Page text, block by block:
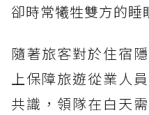
卻時常犧牲雙方的睡
隨著旅客對於住宿
上保障旅遊從業人
共識，領隊在白天